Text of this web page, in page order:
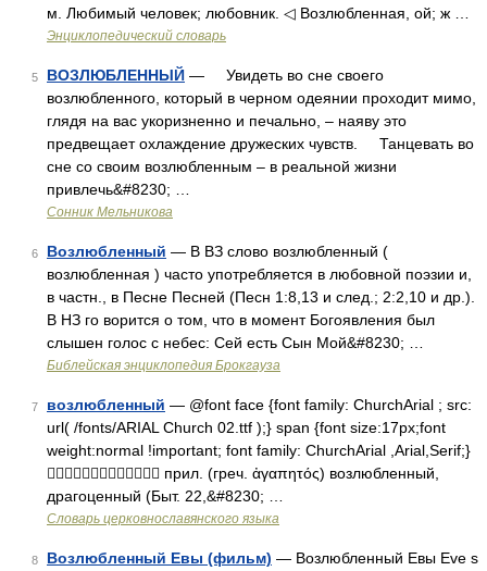
м. Любимый человек; любовник. ◁ Возлюбленная, ой; ж …
Энциклопедический словарь
5 ВОЗЛЮБЛЕННЫЙ — Увидеть во сне своего
возлюбленного, который в черном одеянии проходит мимо,
глядя на вас укоризненно и печально, – наяву это
предвещает охлаждение дружеских чувств. Танцевать во
сне со своим возлюбленным – в реальной жизни
привлечь&#8230; …
Сонник Мельникова
6 Возлюбленный — В ВЗ слово возлюбленный (
возлюбленная ) часто употребляется в любовной поэзии и,
в частн., в Песне Песней (Песн 1:8,13 и след.; 2:2,10 и др.).
В НЗ го ворится о том, что в момент Богоявления был
слышен голос с небес: Сей есть Сын Мой&#8230; …
Библейская энциклопедия Брокгауза
7 возлюбленный — @font face {font family: ChurchArial ; src:
url( /fonts/ARIAL Church 02.ttf );} span {font size:17px;font
weight:normal !important; font family: ChurchArial ,Arial,Serif;}
 прил. (греч. ἀγαπητός) возлюбленный,
драгоценный (Быт. 22,&#8230; …
Словарь церковнославянского языка
8 Возлюбленный Евы (фильм) — Возлюбленный Евы Eve s